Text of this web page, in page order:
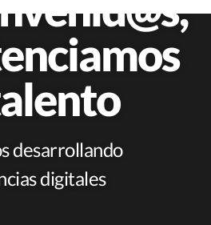
desarrollando
digitales